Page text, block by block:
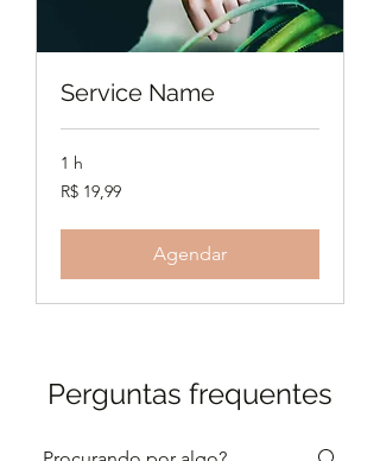
Service Name
1 h
19,99
Reais
R$ 19,99
Agendar
Perguntas frequentes